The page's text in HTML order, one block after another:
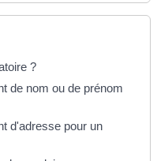
?
de nom ou de prénom
d'adresse pour un